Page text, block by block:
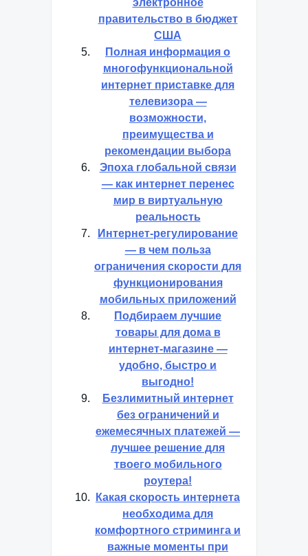
электронное
правительство в бюджет
США
Полная информация о
многофункциональной
интернет приставке для
телевизора —
возможности,
преимущества и
рекомендации выбора
Эпоха глобальной связи
— как интернет перенес
мир в виртуальную
реальность
Интернет-регулирование
— в чем польза
ограничения скорости для
функционирования
мобильных приложений
Подбираем лучшие
товары для дома в
интернет-магазине —
удобно, быстро и
выгодно!
Безлимитный интернет
без ограничений и
ежемесячных платежей —
лучшее решение для
твоего мобильного
роутера!
Какая скорость интернета
необходима для
комфортного стриминга и
важные моменты при